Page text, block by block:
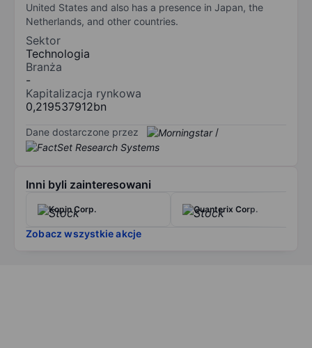
United States and also has a presence in Japan, the
Netherlands, and other countries.
Sektor
Technologia
Branża
-
Kapitalizacja rynkowa
0,219537912bn
Dane dostarczone przez /
Inni byli zainteresowani
Kopin Corp. Quanterix Corp.
Zobacz wszystkie akcje